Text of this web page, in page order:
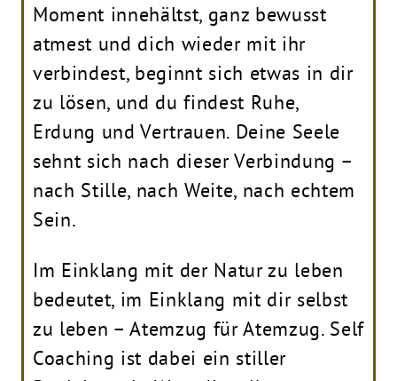
Moment innehältst, ganz bewusst
atmest und dich wieder mit ihr
verbindest, beginnt sich etwas in dir
zu lösen, und du findest Ruhe,
Erdung und Vertrauen. Deine Seele
sehnt sich nach dieser Verbindung –
nach Stille, nach Weite, nach echtem
Sein.
Im Einklang mit der Natur zu leben
bedeutet, im Einklang mit dir selbst
zu leben – Atemzug für Atemzug. Self
Coaching ist dabei ein stiller